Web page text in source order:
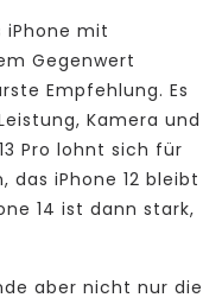
iPhone mit
Gegenwert
Empfehlung. Es
Kamera und
Pro lohnt sich für
das iPhone 12 bleibt
14 ist dann stark,
aber nicht nur die